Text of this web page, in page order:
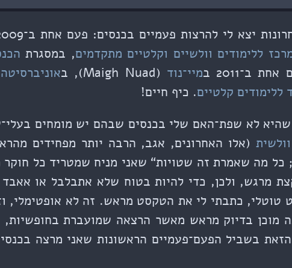
יצא לי להרצות פעמיים בכנסים: פעם אחת ב־2009 ב
ללימודים וולשיים וקלטיים מתקדמים, במסגרת
ב־2011 ב מיי־נוד (Maigh Nuad), ב
ללימודים קלטיים. כיף חיים!
לא שפת־האם שלי בכנסים שבהם יש מומחים
וולשית(אלו האחרונים, אגב, הרבה יותר מפחידים
כל מה שאמרת זה שטויות“ שאני מניח שמטריד כל
מרגש, ולכן, כדי להיות בטוח שלא אתבלבל או
טוטלי, כתבתי לי את הטקסט מראש. זה לא אופטימלי,
בדיוק מראש מאשר הרצאה שמועברת בחופשיות,
בשביל הפעם־פעמיים הראשונות שאני מרצה